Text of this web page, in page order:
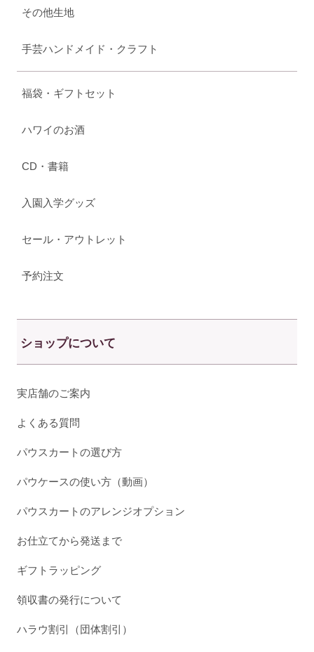
その他生地
手芸ハンドメイド・クラフト
福袋・ギフトセット
ハワイのお酒
CD・書籍
入園入学グッズ
セール・アウトレット
予約注文
ショップについて
実店舗のご案内
よくある質問
パウスカートの選び方
パウケースの使い方（動画）
パウスカートのアレンジオプション
お仕立てから発送まで
ギフトラッピング
領収書の発行について
ハラウ割引（団体割引）